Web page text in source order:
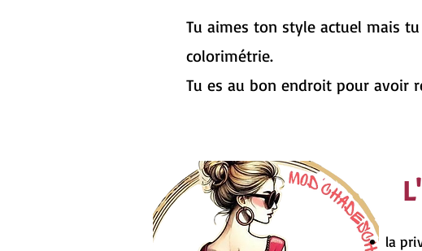
Tu aimes ton style actuel mais
colorimétrie.
Tu es au bon endroit pour avoir
la